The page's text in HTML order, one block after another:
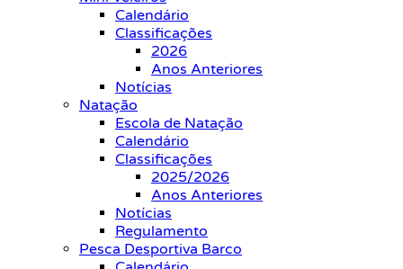
Calendário
Classificações
2026
Anos Anteriores
Notícias
Natação
Escola de Natação
Calendário
Classificações
2025/2026
Anos Anteriores
Notícias
Regulamento
Pesca Desportiva Barco